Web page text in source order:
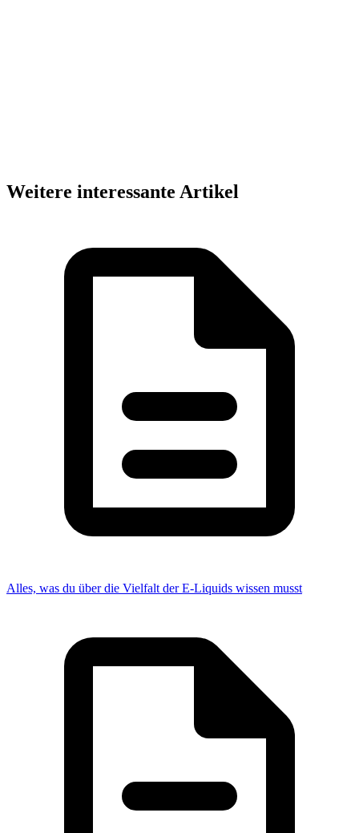
Weitere interessante Artikel
Alles, was du über die Vielfalt der E-Liquids wissen musst